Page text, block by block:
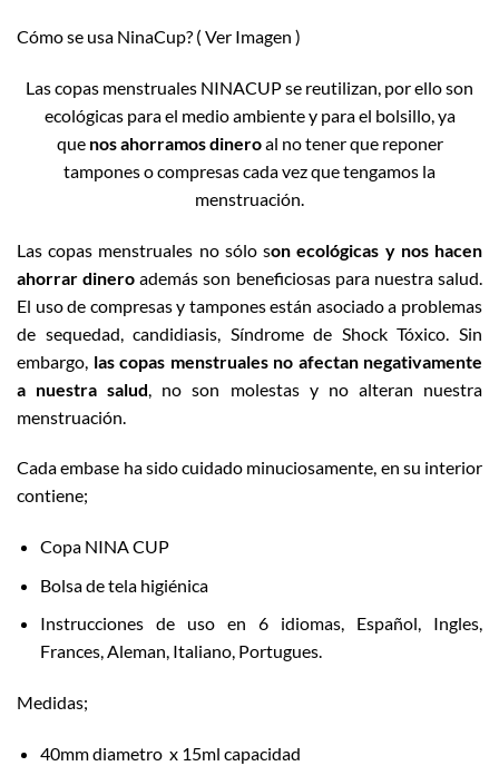
Cómo se usa NinaCup? ( Ver Imagen )
Las copas menstruales NINACUP se reutilizan, por ello son
ecológicas para el medio ambiente y para el bolsillo, ya
que nos ahorramos dineroal no tener que reponer
tampones o compresas cada vez que tengamos la
menstruación.
Las copas menstruales no sólo son ecológicas y nos hacen
ahorrar dinero además son beneficiosas para nuestra salud.
El uso de compresas y tampones están asociado a problemas
de sequedad, candidiasis, Síndrome de Shock Tóxico. Sin
embargo, las copas menstruales no afectan negativamente
a nuestra salud , no son molestas y no alteran nuestra
menstruación.
Cada embase ha sido cuidado minuciosamente, en su interior
contiene;
Copa NINA CUP
Bolsa de tela higiénica
Instrucciones de uso en 6 idiomas, Español, Ingles,
Frances, Aleman, Italiano, Portugues.
Medidas;
40mm diametro x 15ml capacidad